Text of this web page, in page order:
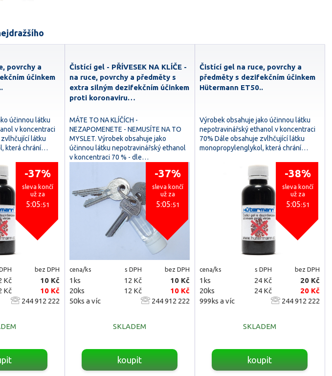
povrchy a
účinkem
účinnou látku
v koncentraci
zvlhčující látku
která chrání…
-37%
sleva končí
už za
5:05:50
bez DPH
Kč
10 Kč
Kč
10 Kč
244 912 222
Čistící gel - PŘÍVESEK NA KLÍČE -
na ruce, povrchy a předměty s
extra silným dezifekčním účinkem
proti koronaviru…
MÁTE TO NA KLÍČÍCH -
NEZAPOMENETE - NEMUSÍTE NA TO
MYSLET. Výrobek obsahuje jako
účinnou látku nepotravinářský ethanol
v koncentraci 70 % - dle…
-37%
sleva končí
už za
5:05:50
cena/ks s DPH bez DPH
1ks 12 Kč
10 Kč
20ks
12 Kč
10 Kč
50ks a víc
244 912 222
SKLADEM
koupit
Čistící gel na ruce, povrchy a
předměty s dezifekčním účinkem
Hütermann ET50..
Výrobek obsahuje jako účinnou látku
nepotravinářský ethanol v koncentraci
70% Dále obsahuje zvlhčující látku
monopropylenglykol, která chrání…
-38%
sleva končí
už za
5:05:50
cena/ks s DPH bez DPH
1ks 24 Kč
20 Kč
20ks
24 Kč
20 Kč
999ks a víc
244 912 222
SKLADEM
koupit